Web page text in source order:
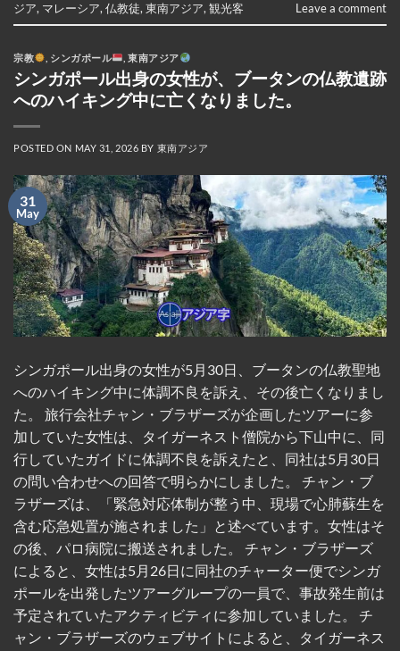
ジア, マレーシア,仏教徒,東南アジア,観光客 Leave a comment
宗教 シンガポール ,東南アジア
シンガポール出身の女性が、ブータンの仏教遺跡
へのハイキング中に亡くなりました。
POSTED ON MAY 31, 2026 BY 東南アジア
31
May
シンガポール出身の女性が5月30日、ブータンの仏教聖地
へのハイキング中に体調不良を訴え、その後亡くなりまし
た。 旅行会社チャン・ブラザーズが企画したツアーに参
加していた女性は、タイガーネスト僧院から下山中に、同
行していたガイドに体調不良を訴えたと、同社は5月30日
の問い合わせへの回答で明らかにしました。 チャン・ブ
ラザーズは、「緊急対応体制が整う中、現場で心肺蘇生を
含む応急処置が施されました」と述べています。女性はそ
の後、パロ病院に搬送されました。 チャン・ブラザーズ
によると、女性は5月26日に同社のチャーター便でシンガ
ポールを出発したツアーグループの一員で、事故発生前は
予定されていたアクティビティに参加していました。 チ
ャン・ブラザーズのウェブサイトによると、タイガーネス